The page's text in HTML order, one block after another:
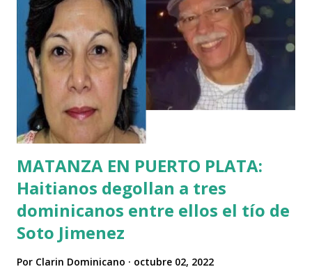
hechos de la misma magnitud, dejan marcado la realidad del
verdadero crimen de odio, xenofobia y racismo en
República Dominicana. La realidad del crimen de odio más
recalcitrante; sí, aquel odio, racismo y xenofobia mudo. Ese
odio y xenofobia quedan detrás de la hipocresía y la doble
moral de los que tratan de silenciar las voces que lo
denuncian. Es odio y...
MATANZA EN PUERTO PLATA:
Haitianos degollan a tres
dominicanos entre ellos el tío de
Soto Jimenez
Por Clarin Dominicano octubre 02, 2022